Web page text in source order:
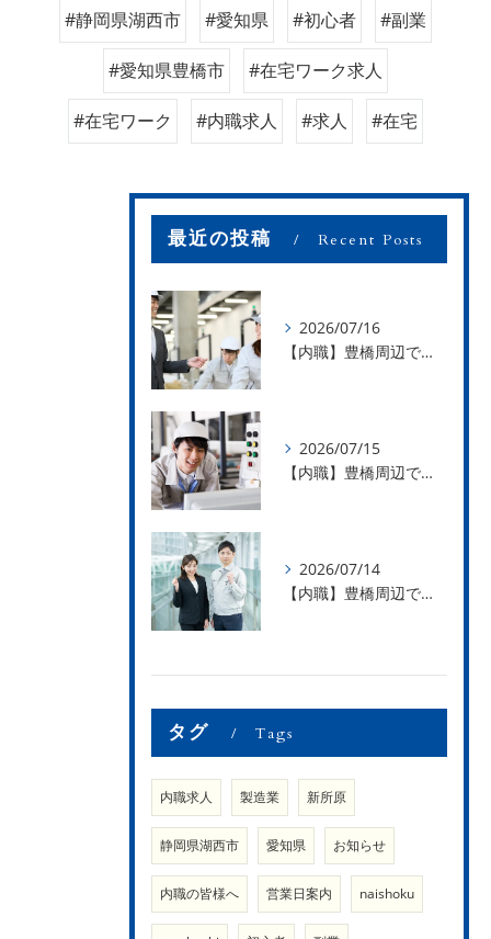
#静岡県湖西市 #愛知県 #初心者 #副業
#愛知県豊橋市 #在宅ワーク求人
#在宅ワーク #内職求人 #求人 #在宅
最近の投稿 Recent Posts
2026/07/16
【内職】豊橋周辺で内職のお仕事を探している方募集中！【お仕事の内容】
2026/07/15
【内職】豊橋周辺で内職のお仕事を探している方募集中！【急な学級閉鎖も安心】
2026/07/14
【内職】豊橋周辺で内職のお仕事を探している方募集中！【内職さまのお声②】
タグ Tags
内職求人 製造業 新所原
静岡県湖西市 愛知県 お知らせ
内職の皆様へ 営業日案内 naishoku